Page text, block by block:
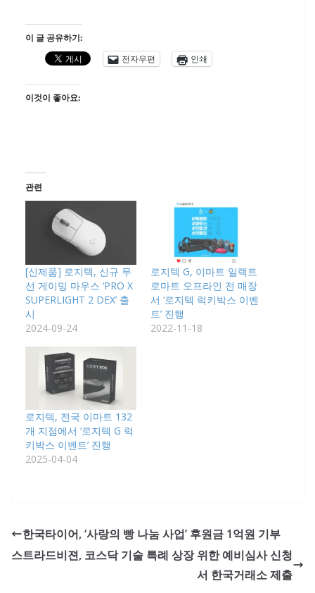
이 글 공유하기:
전자우편
인쇄
이것이 좋아요:
관련
[신제품] 로지텍, 신규 무
선 게이밍 마우스 ‘PRO X
SUPERLIGHT 2 DEX’ 출
시
2024-09-24
로지텍 G, 이마트 일렉트
로마트 오프라인 전 매장
서 ‘로지텍 럭키박스 이벤
트’ 진행
2022-11-18
로지텍, 전국 이마트 132
개 지점에서 ‘로지텍 G 럭
키박스 이벤트’ 진행
2025-04-04
한국타이어, ‘사랑의 빵 나눔 사업’ 후원금 1억원 기부
스트라드비젼, 코스닥 기술 특례 상장 위한 예비심사 신청
서 한국거래소 제출